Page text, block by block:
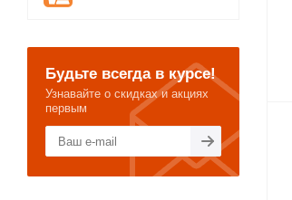
Будьте всегда в курсе!
Узнавайте о скидках и акциях
первым